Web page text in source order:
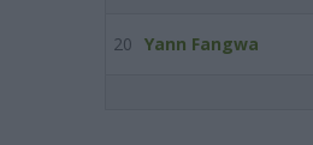
20 Yann Fangwa